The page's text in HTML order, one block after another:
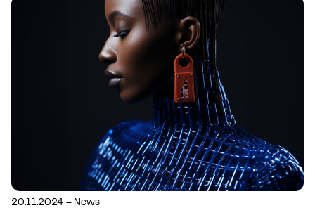
20.11.2024 – News